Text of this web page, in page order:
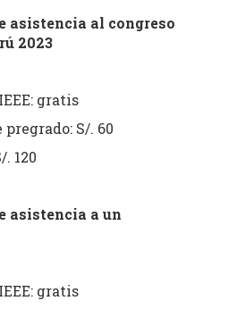
asistencia al congreso
2023
gratis
S/. 60
120
asistencia a un
gratis